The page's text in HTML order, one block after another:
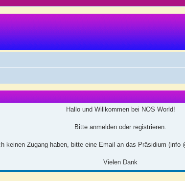
Hallo und Willkommen bei NOS World!
Bitte anmelden oder registrieren.
keinen Zugang haben, bitte eine Email an das Präsidium (info
Vielen Dank